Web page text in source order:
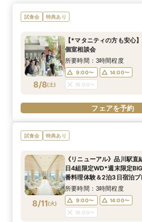
試食会 特典あり
8/8(土)
【*マタニティの方も安心
個室相談会
所要時間：3時間程度
9:00〜
14:00〜
18:00〜
フェアを予約
試食会 特典あり
8/11(火)
《リニューアル》品川駅直
日4組限定WD*週末限定
番料理体験＆2泊3日宿泊プ
館でプレミアム特典＆最大
所要時間：3時間程度
9:00〜
14:00〜
18:00〜